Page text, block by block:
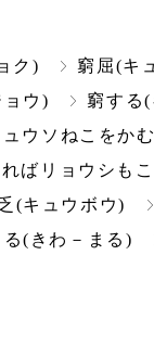
ク) 窮屈(キ
ウ) 窮する
ウソねこをか
ばリョウシも
(キュウボウ)
る(きわ－まる)